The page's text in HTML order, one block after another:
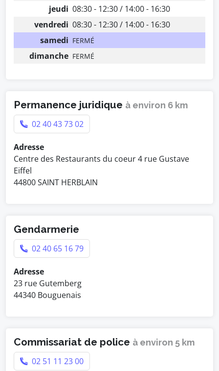
jeudi 08:30 - 12:30 / 14:00 - 16:30
vendredi 08:30 - 12:30 / 14:00 - 16:30
samedi FERMÉ
dimanche FERMÉ
Permanence juridique à environ 6 km
02 40 43 73 02
Adresse
Centre des Restaurants du coeur 4 rue Gustave
Eiffel
44800 SAINT HERBLAIN
Gendarmerie
02 40 65 16 79
Adresse
23 rue Gutemberg
44340 Bouguenais
Commissariat de police à environ 5 km
02 51 11 23 00